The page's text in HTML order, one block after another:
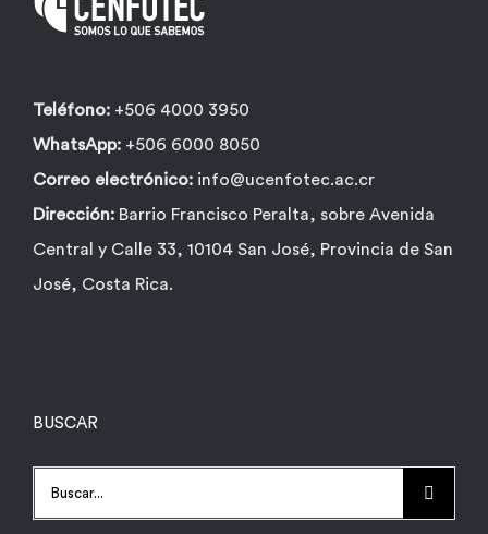
Teléfono: +506 4000 3950
WhatsApp: +506 6000 8050
Correo electrónico: info@ucenfotec.ac.cr
Dirección: Barrio Francisco Peralta, sobre Avenida
Central y Calle 33, 10104 San José, Provincia de San
José, Costa Rica.
BUSCAR
Buscar: